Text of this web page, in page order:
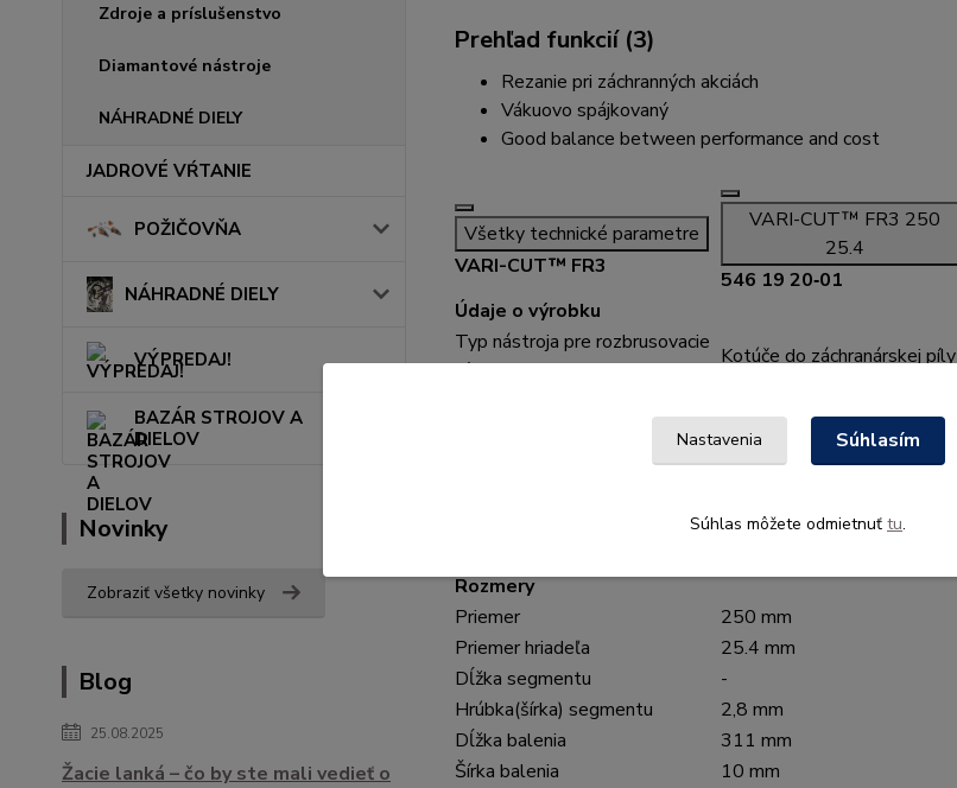
Zdroje a príslušenstvo
Diamantové nástroje
NÁHRADNÉ DIELY
JADROVÉ VŔTANIE
POŽIČOVŇA
NÁHRADNÉ DIELY
VÝPREDAJ!
BAZÁR STROJOV A
DIELOV
Novinky
Zobraziť všetky novinky
Blog
25.08.2025
Žacie lanká – čo by ste mali vedieť o
Prehľad funkcií (3)
Rezanie pri záchranných akciách
Vákuovo spájkovaný
Good balance between performance and cost
Všetky technické parametre
VARI-CUT™ FR3
VARI-CUT™ FR3 250
25.4
546 19 20‑01
Údaje o výrobku
Typ nástroja pre rozbrusovacie
píly
Kotúče do záchranárskej píly
Segmentovaná
-
0,5 kW
Rozmery
Priemer
250 mm
Priemer hriadeľa
25.4 mm
Dĺžka segmentu
-
Hrúbka(šírka) segmentu
2,8 mm
Dĺžka balenia
311 mm
Šírka balenia
10 mm
Nastavenia Súhlasím
Súhlas môžete odmietnuť tu.